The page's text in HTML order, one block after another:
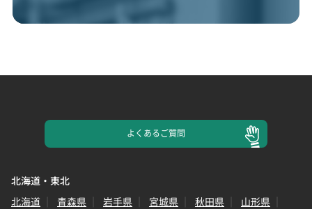
よくあるご質問
北海道・東北
北海道
青森県 岩手県 宮城県 秋田県
山形県